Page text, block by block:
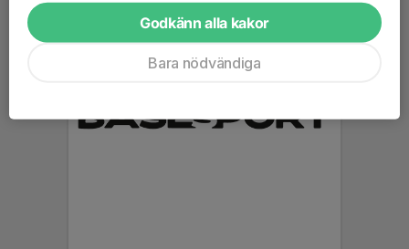
Godkänn alla kakor
Bara nödvändiga